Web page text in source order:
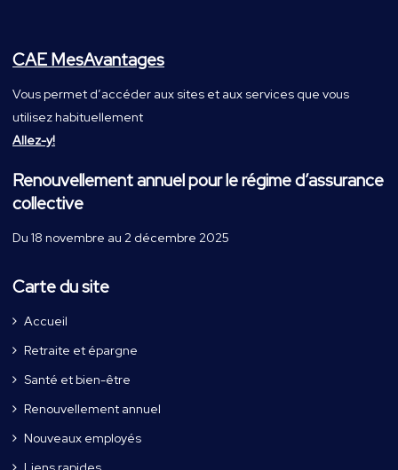
CAE MesAvantages
Vous permet d’accéder aux sites et aux services que vous
utilisez habituellement
Allez-y!
Renouvellement annuel pour le régime d’assurance
collective
Du 18 novembre au 2 décembre 2025
Carte du site
Accueil
Retraite et épargne
Santé et bien-être
Renouvellement annuel
Nouveaux employés